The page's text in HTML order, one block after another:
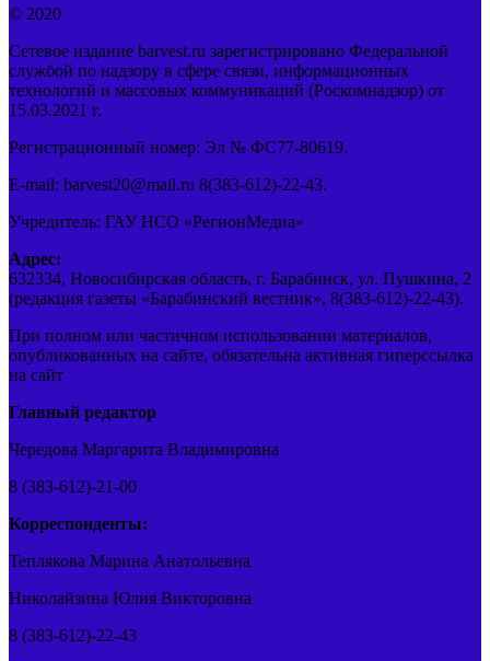
© 2020
Сетевое издание barvest.ru зарегистрировано Федеральной
службой по надзору в сфере связи, информационных
технологий и массовых коммуникаций (Роскомнадзор) от
15.03.2021 г.
Регистрационный номер: Эл № ФС77-80619.
E-mail: barvest20@mail.ru 8(383-612)-22-43.
Учредитель: ГАУ НСО «РегионМедиа»
Адрес:
632334, Новосибирская область, г. Барабинск, ул. Пушкина, 2
(редакция газеты «Барабинский вестник», 8(383-612)-22-43).
При полном или частичном использовании материалов,
опубликованных на сайте, обязательна активная гиперссылка
на сайт
Главный редактор
Чередова Маргарита Владимировна
8 (383-612)-21-00
Корреспонденты:
Теплякова Марина Анатольевна
Николайзина Юлия Викторовна
8 (383-612)-22-43